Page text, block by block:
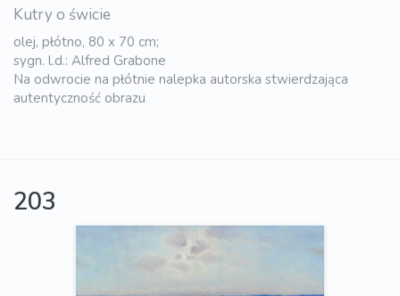
Kutry o świcie
olej, płótno, 80 x 70 cm;
sygn. l.d.: Alfred Grabone
Na odwrocie na płótnie nalepka autorska stwierdzająca
autentyczność obrazu
203